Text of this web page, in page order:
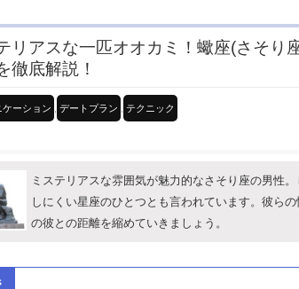
リアスな一匹オオカミ！蠍座(さそり
徹底解説！
ケーション デートプラン テクニック
ミステリアスな雰囲気が魅力的なさそり座の男性
しにくい星座のひとつとも言われています。彼ら
の彼との距離を縮めていきましょう。